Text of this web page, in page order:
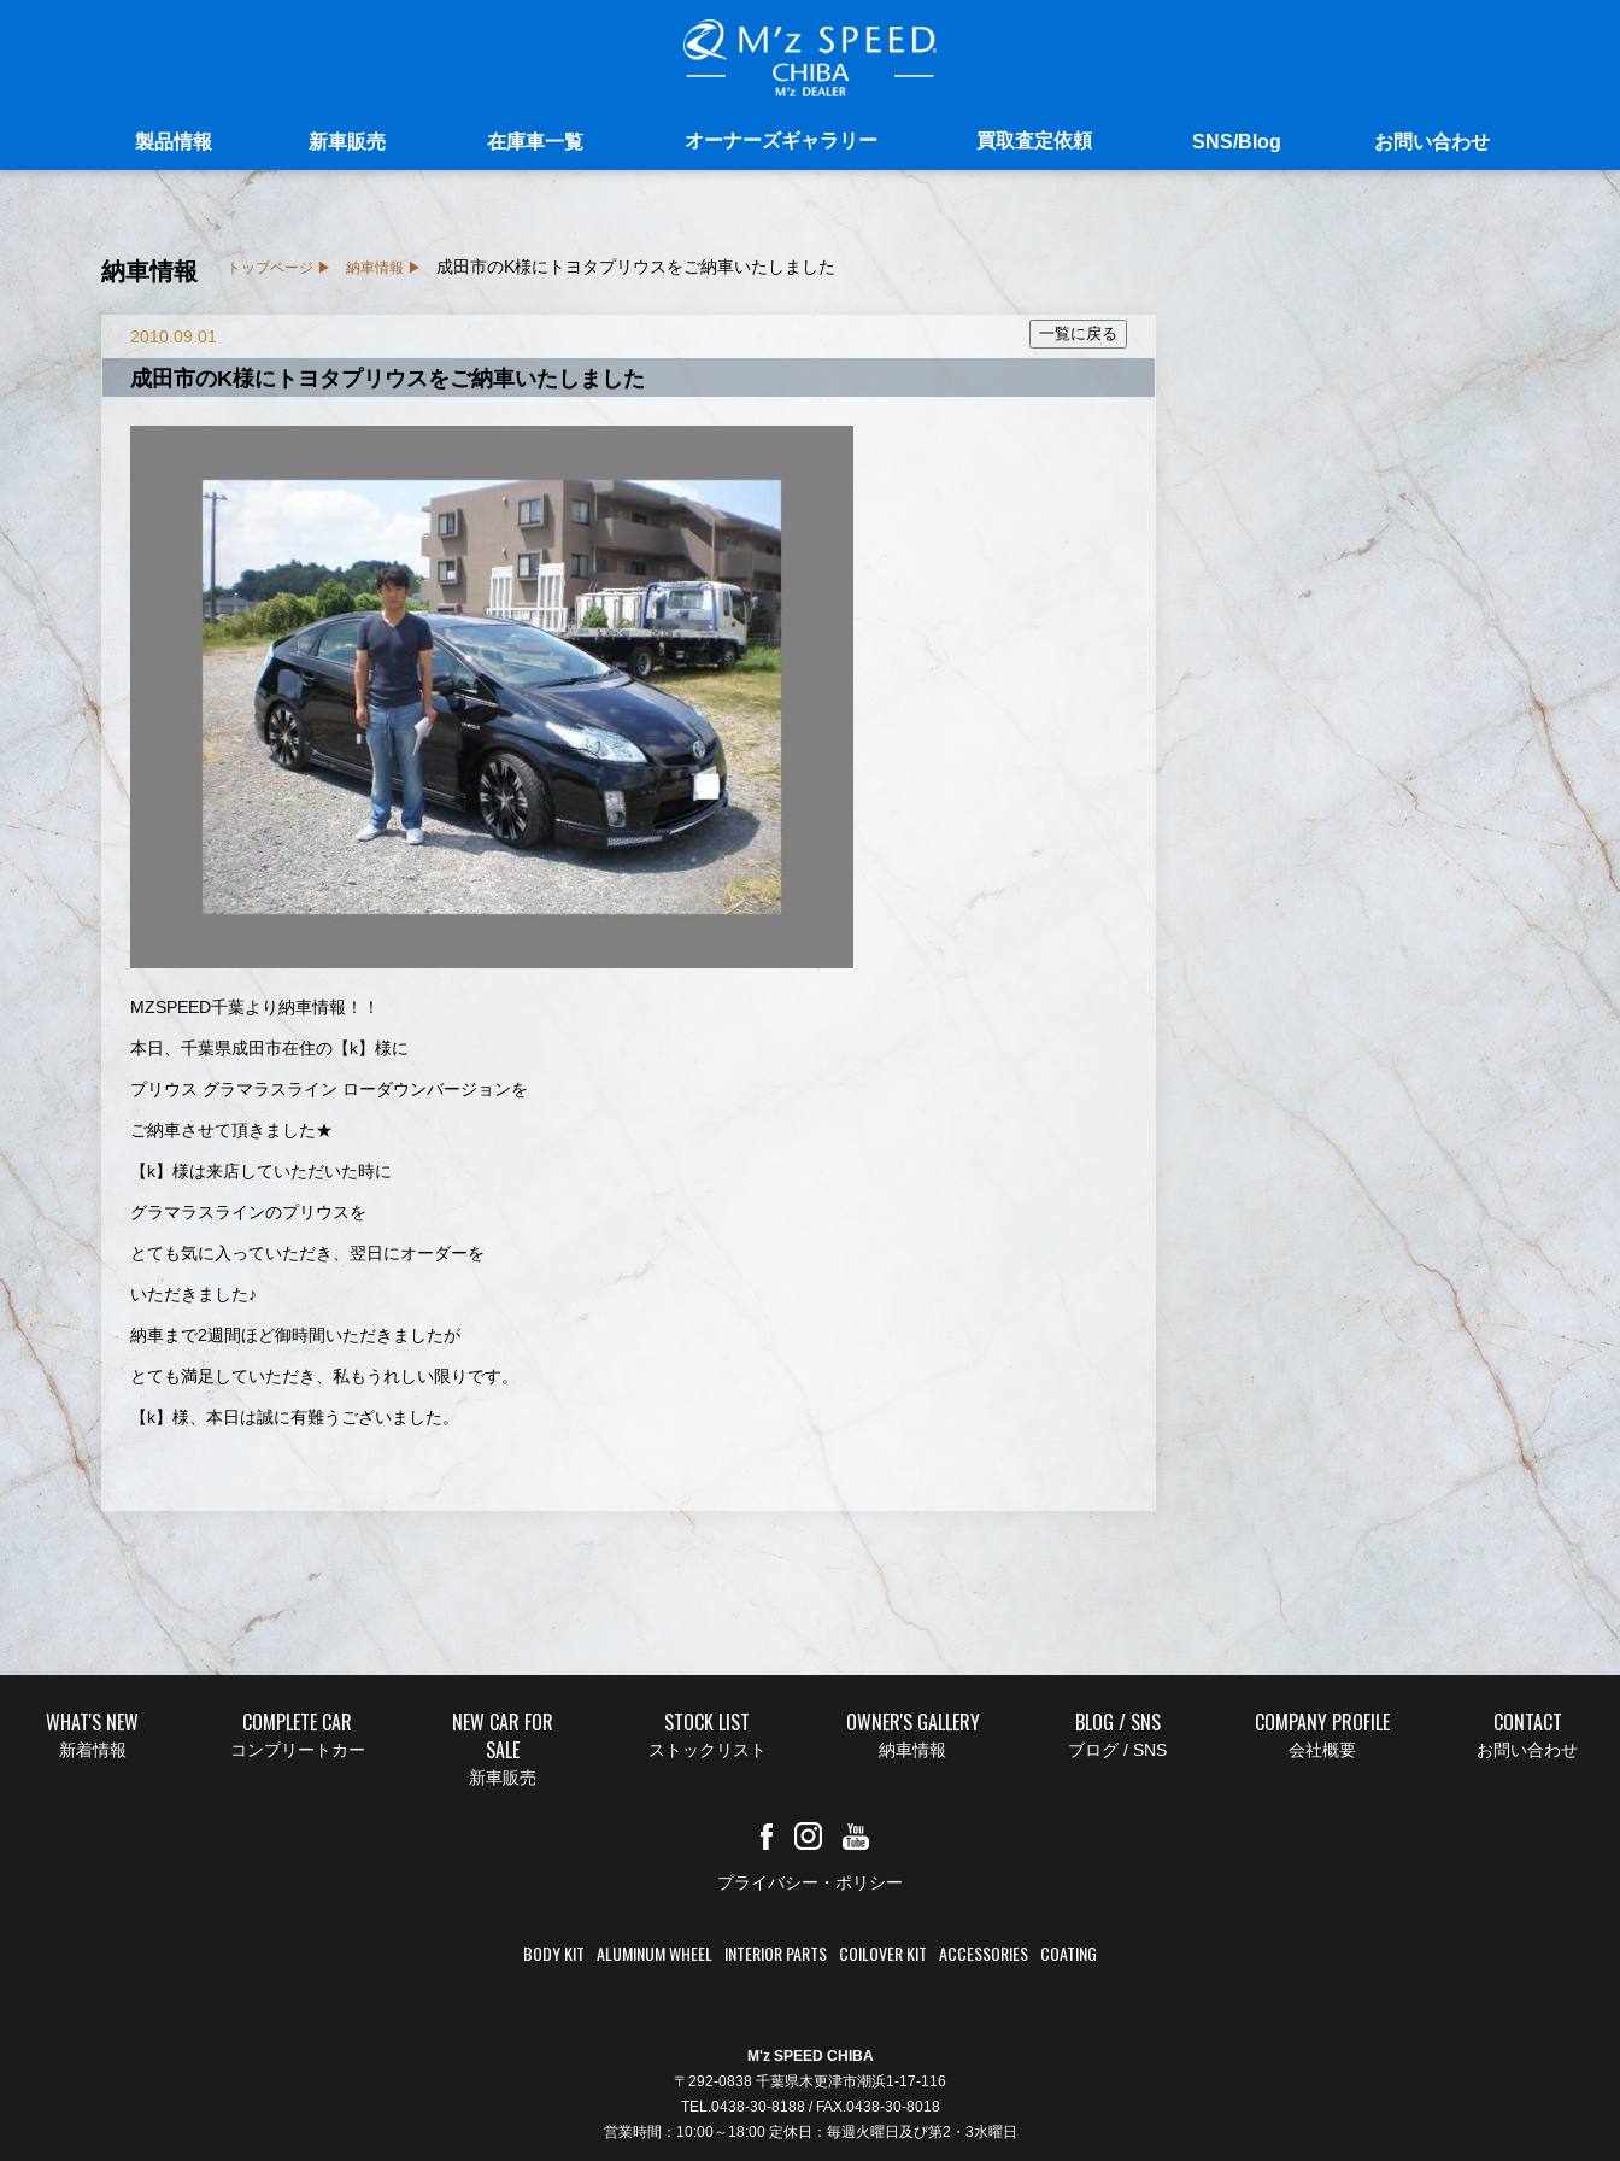
製品情報 新車販売 在庫車一覧 オーナーズギャラリー 買取査定依頼 SNS/Blog お問い合わせ
納車情報 トップページ 納車情報 成田市のK様にトヨタプリウスをご納車いたしました
2010.09.01
成田市のK様にトヨタプリウスをご納車いたしました
MZSPEED千葉より納車情報！！
本日、千葉県成田市在住の【k】様に
プリウス グラマラスライン ローダウンバージョンを
ご納車させて頂きました★
【k】様は来店していただいた時に
グラマラスラインのプリウスを
とても気に入っていただき、翌日にオーダーを
いただきました♪
納車まで2週間ほど御時間いただきましたが
とても満足していただき、私もうれしい限りです。
【k】様、本日は誠に有難うございました。
WHAT'S NEW
新着情報
COMPLETE CAR
コンプリートカー
NEW CAR FOR
SALE
新車販売
STOCK LIST
ストックリスト
OWNER'S GALLERY
納車情報
BLOG / SNS
ブログ / SNS
COMPANY PROFILE
会社概要
CONTACT
お問い合わせ
プライバシー・ポリシー
BODY KIT ALUMINUM WHEEL INTERIOR PARTS COILOVER KIT ACCESSORIES COATING
M'z SPEED CHIBA
〒292-0838 千葉県木更津市潮浜1-17-116
TEL.0438-30-8188 / FAX.0438-30-8018
営業時間：10:00～18:00 定休日：毎週火曜日及び第2・3水曜日